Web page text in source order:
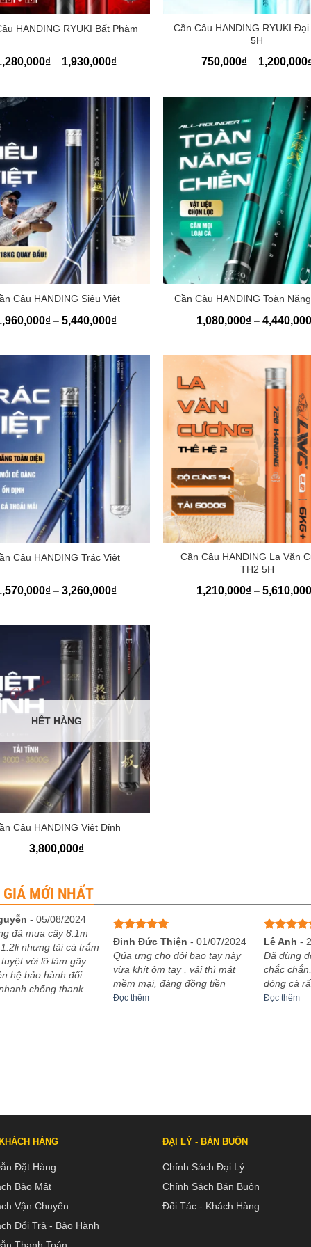
HANDING RYUKI Bất Phàm
₫ – 1,930,000₫Khoảng
giá:
đến
Cần Câu HANDING RYUKI Đại
5H
750,000₫ – 1,200,000
Câu HANDING Siêu Việt
₫ – 5,440,000₫Khoảng
giá:
đến
5,440,000₫
+
Cần Câu HANDING Toàn
1,080,000₫ – 4,440,000
Câu HANDING Trác Việt
₫ – 3,260,000₫Khoảng
giá:
đến
3,260,000₫
+
Cần Câu HANDING La Văn
TH2 5H
1,210,000₫ – 5,610,000
HẾT HÀNG
Câu HANDING Việt Đỉnh
3,800,000₫
MỚI NHẤT
-05/08/2024
đã mua cây 8.1m
nhưng tải cá trắm
vời lỡ làm gãy
hệ bảo hành đổi
chống thank
Được xếp
hạng
sao
Đinh Đức Thiện -01/07/2024
Qúa ưng cho đôi bao tay này
vừa khít ôm tay , vải thì mát
mềm mại, đáng đồng tiền
Đọc thêm
Được xếp
hạng
sao
Lê Anh -
Đã dùng
chắc
dòng cá
Đọc thêm
HÀNG
Đặt Hàng
Bảo Mật
Vận Chuyển
Đổi Trả - Bảo Hành
ĐẠI LÝ - BÁN BUÔN
Chính Sách Đại Lý
Chính Sách Bán Buôn
Đối Tác - Khách Hàng